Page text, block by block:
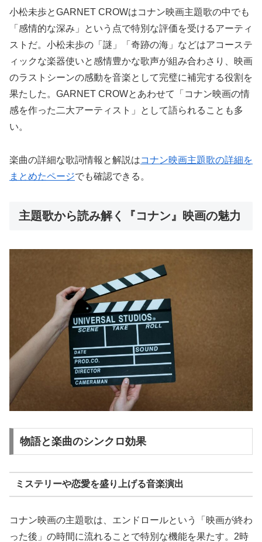
小松未歩とGARNET CROWはコナン映画主題歌の中でも
「感情的な深み」という点で特別な評価を受けるアーティ
ストだ。小松未歩の「謎」「奇跡の海」などはアコーステ
ィックな楽器使いと感情豊かな歌声が組み合わさり、映画
のラストシーンの感動を音楽として完璧に補完する役割を
果たした。GARNET CROWとあわせて「コナン映画の情
感を作った二大アーティスト」として語られることも多
い。
楽曲の詳細な歌詞情報と解説はコナン映画主題歌の詳細を
まとめたページでも確認できる。
主題歌から読み解く『コナン』映画の魅力
物語と楽曲のシンクロ効果
ミステリーや恋愛を盛り上げる音楽演出
コナン映画の主題歌は、エンドロールという「映画が終わ
った後」の時間に流れることで特別な機能を果たす。2時